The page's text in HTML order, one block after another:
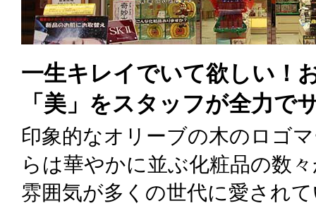
一生キレイでいて欲しい！
「美」をスタッフが全力で
印象的なオリーブの木のロゴ
らは華やかに並ぶ化粧品の数
雰囲気が多くの世代に愛され